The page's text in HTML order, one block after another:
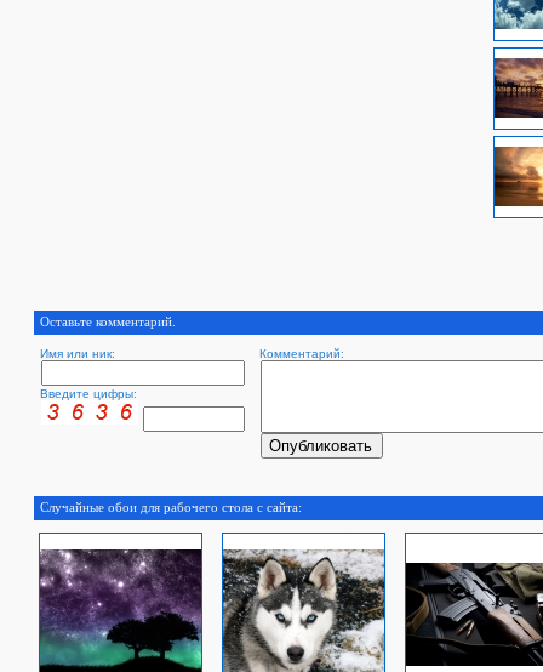
Оставьте комментарий.
Имя или ник: Комментарий:
Введите цифры:
Случайные обои для рабочего стола с сайта: